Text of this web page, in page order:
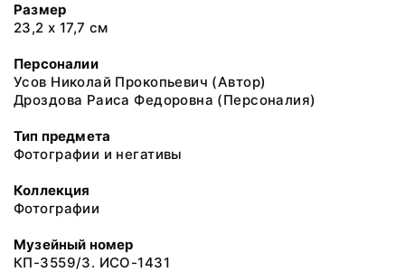
Размер
23,2 х 17,7 см
Персоналии
Усов Николай Прокопьевич (Автор)
Дроздова Раиса Федоровна (Персоналия)
Тип предмета
Фотографии и негативы
Коллекция
Фотографии
Музейный номер
КП-3559/3. ИСО-1431